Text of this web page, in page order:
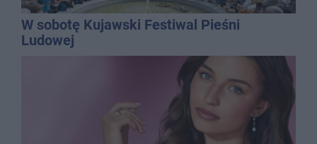
W sobotę Kujawski Festiwal Pieśni
Ludowej